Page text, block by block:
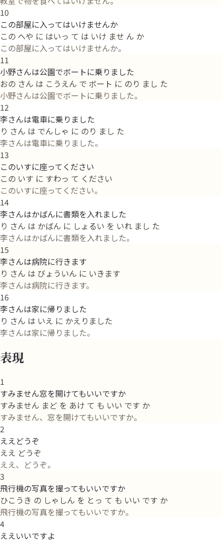
10
この部屋に入ってはいけませんか
この へや に はいっ て は いけ ませ ん か
この部屋に入ってはいけませんか。
11
小野さんは公園でボートに乗りました
おの さん は こうえん で ボート に のり まし た
小野さんは公園でボートに乗りました。
12
李さんは電車に乗りました
り さん は でんしゃ に のり まし た
李さんは電車に乗りました。
13
このいすに座ってください
この いす に すわっ て ください
このいすに座ってください。
14
李さんはかばんに書類を入れました
り さん は かばん に しょるい を いれ まし た
李さんはかばんに書類を入れました。
15
李さんは病院に行きます
り さん は びょういん に いきます
李さんは病院に行きます。
16
李さんは家に帰りました
り さん は いえ に かえりました
李さんは家に帰りました。
表現
1
すみません窓を開けてもいいですか
すみません まど を あけ て も いい です か
すみません、窓を開けてもいいですか。
2
ええどうぞ
ええ どうぞ
ええ、どうぞ。
3
飛行機の写真を撮ってもいいですか
ひこうき の しゃしん を とっ て も いい です か
飛行機の写真を撮ってもいいですか。
4
ええいいですよ